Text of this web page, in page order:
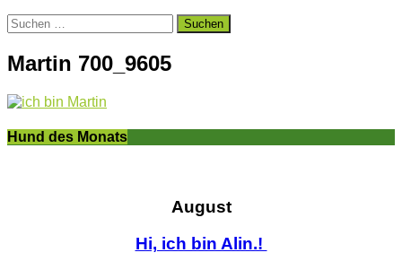
Suchen
nach:
Martin 700_9605
Hund des Monats
August
Hi, ich bin Alin.!